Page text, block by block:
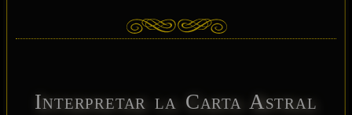
Interpretar la Carta Astral